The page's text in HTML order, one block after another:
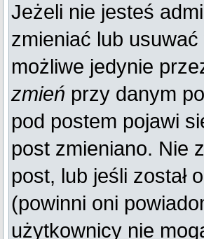
Jeżeli nie jesteś
zmieniać lub
możliwe jedynie
zmień przy danym
pod postem pojawi
post zmieniano. Nie
post, lub jeśli został
(powinni oni
użytkownicy nie